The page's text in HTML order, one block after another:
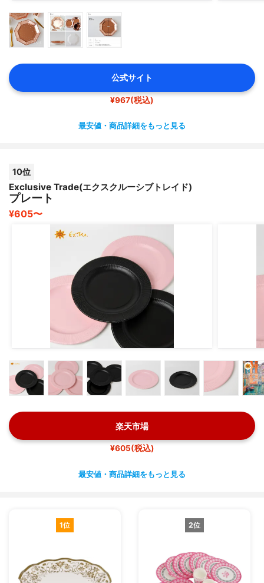
公式サイト
¥967(税込)
最安値・商品詳細をもっと見る
10位
Exclusive Trade(エクスクルーシブトレイド)
プレート
¥605〜
楽天市場
¥605(税込)
最安値・商品詳細をもっと見る
1位 2位